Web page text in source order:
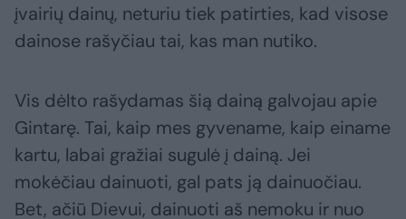
įvairių dainų, neturiu tiek patirties, kad visose
dainose rašyčiau tai, kas man nutiko.
Vis dėlto rašydamas šią dainą galvojau apie
Gintarę. Tai, kaip mes gyvename, kaip einame
kartu, labai gražiai sugulė į dainą. Jei
mokėčiau dainuoti, gal pats ją dainuočiau.
Bet, ačiū Dievui, dainuoti aš nemoku ir nuo